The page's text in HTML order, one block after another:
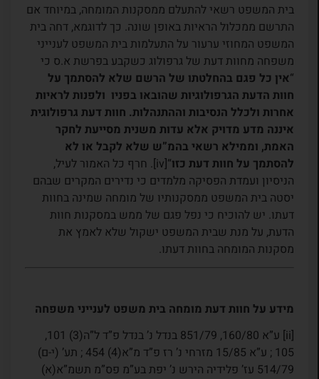
בית המשפט רשאי להתעלם ממסקנות המומחה, במיוחד אם
התרשם ממכלול הראיות באופן שונה. כך לדוגמא, דחה בית
המשפט המחוזי ערעור על התעלמות בית המשפט לענייני
משפחה מחוות דעת של גרפולוג כשקבע בפרשת א.ס כי
“אין כל פגם בהחלטתו של הרשם שלא להסתמך על
חוות הדעת הגרפולוגיות שהובאו בפניו ולפנות לראיות
אחרות ולכלל הנסיבות וההתנהלות. חוות דעת גרפולוגית
איננה מדע מדויק אלא עדות משנית מסייעת לחקר
האמת, וממילא רשאי בהמ”ש שלא לקבל או לא
להסתמך על חוות דעת כזו
“[iv]. חרף כל האמור לעיל,
הניסיון ועמדת הפסיקה מלמדים כי נדירים המקרים שבהם
יסטה בית המשפט ממסקנותיו של מומחה שמינה בחוות
דעתו. יש להוכיח כי נפל פגם של ממש במסקנות חוות
הדעת, על מנת שבית המשפט ישקול שלא לאמץ את
מסקנות המומחה בחוות דעתו.
מידע על חוות דעת מומחה בית משפט לענייני משפחה
[ii] ע”א 160/80, 851/79 בנדל נ’ בנדל פ”ד ל”ה(3) 101,
105 ; ע”א 15/85 מזרחי נ’ רז פ”ד מ”א(4) 454 ; תע’ (י-ם)
514/79 עז’ פלידיה הירש נ’ יפת בע”מ פס”מ תשמ”א(א)